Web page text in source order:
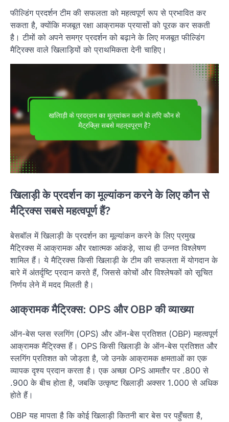
फील्डिंग प्रदर्शन टीम की सफलता को महत्वपूर्ण रूप से प्रभावित कर
सकता है, क्योंकि मजबूत रक्षा आक्रामक प्रयासों को पूरक कर सकती
है। टीमों को अपने समग्र प्रदर्शन को बढ़ाने के लिए मजबूत फील्डिंग
मैट्रिक्स वाले खिलाड़ियों को प्राथमिकता देनी चाहिए।
खिलाड़ी के प्रदर्शन का मूल्यांकन करने के लिए कौन से
मैट्रिक्स सबसे महत्वपूर्ण हैं?
बेसबॉल में खिलाड़ी के प्रदर्शन का मूल्यांकन करने के लिए प्रमुख
मैट्रिक्स में आक्रामक और रक्षात्मक आंकड़े, साथ ही उन्नत विश्लेषण
शामिल हैं। ये मैट्रिक्स किसी खिलाड़ी के टीम की सफलता में योगदान के
बारे में अंतर्दृष्टि प्रदान करते हैं, जिससे कोचों और विश्लेषकों को सूचित
निर्णय लेने में मदद मिलती है।
आक्रामक मैट्रिक्स: OPS और OBP की व्याख्या
ऑन-बेस प्लस स्लगिंग (OPS) और ऑन-बेस प्रतिशत (OBP) महत्वपूर्ण
आक्रामक मैट्रिक्स हैं। OPS किसी खिलाड़ी के ऑन-बेस प्रतिशत और
स्लगिंग प्रतिशत को जोड़ता है, जो उनके आक्रामक क्षमताओं का एक
व्यापक दृश्य प्रदान करता है। एक अच्छा OPS आमतौर पर .800 से
.900 के बीच होता है, जबकि उत्कृष्ट खिलाड़ी अक्सर 1.000 से अधिक
होते हैं।
OBP यह मापता है कि कोई खिलाड़ी कितनी बार बेस पर पहुँचता है,